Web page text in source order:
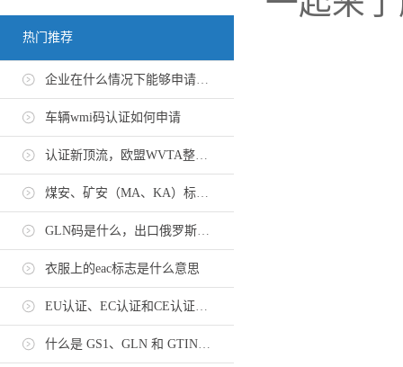
热门推荐
企业在什么情况下能够申请EN 10204-3.1证书
车辆wmi码认证如何申请
认证新顶流，欧盟WVTA整车认证怎么申请？
煤安、矿安（MA、KA）标志认证办理流程
GLN码是什么，出口俄罗斯GTIN码办理流程
衣服上的eac标志是什么意思
EU认证、EC认证和CE认证有什么区别
什么是 GS1、GLN 和 GTIN，如何申请？